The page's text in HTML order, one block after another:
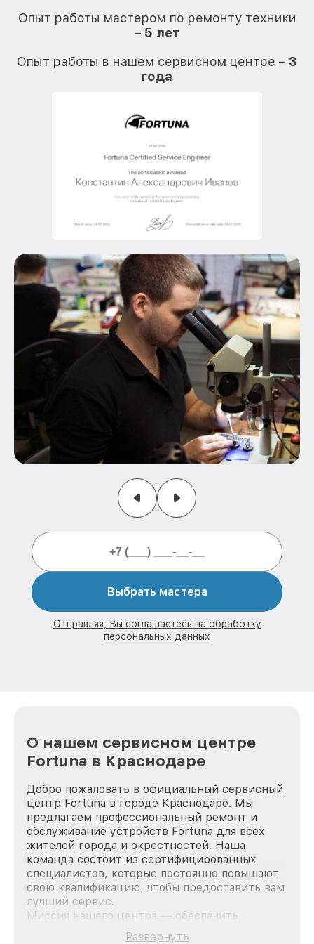
Опыт работы мастером по ремонту техники
– 5 лет
Опыт работы в нашем сервисном центре – 3
года
Выбрать мастера
Отправляя, Вы соглашаетесь на обработку
персональных данных
О нашем сервисном центре
Fortuna в Краснодаре
Добро пожаловать в официальный сервисный
центр Fortuna в городе Краснодаре. Мы
предлагаем профессиональный ремонт и
обслуживание устройств Fortuna для всех
жителей города и окрестностей. Наша
команда состоит из сертифицированных
специалистов, которые постоянно повышают
свою квалификацию, чтобы предоставить вам
лучший сервис.
Миссия нашего центра — обеспечить
качественный и доступный ремонт для
Развернуть